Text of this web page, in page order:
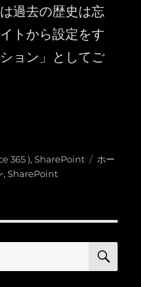
過去の歴史は忘
トから設定をす
ョン」としてご
ーバル ナビゲーション
365 ),SharePoint
タ
ホー
,SharePoint
検